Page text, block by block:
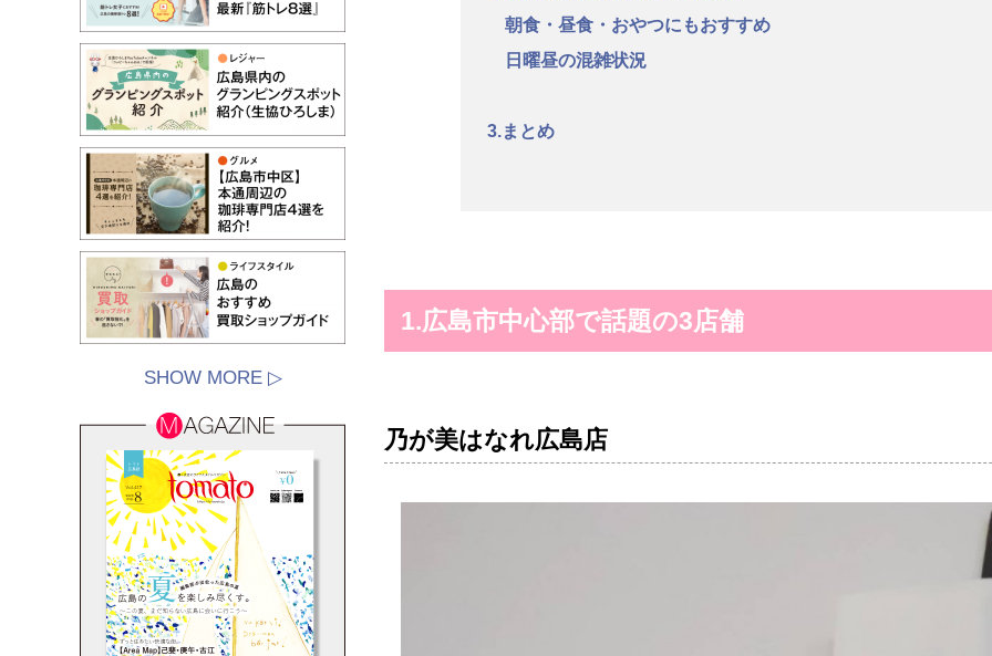
朝食・昼食・おやつにもおすすめ
日曜昼の混雑状況
3.まとめ
1.広島市中心部で話題の3店舗
乃が美はなれ広島店
SHOW MORE ▷